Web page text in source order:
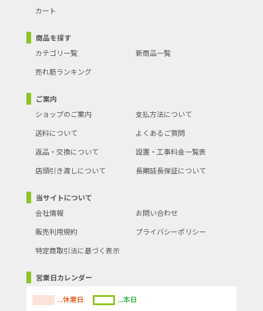
カート
商品を探す
カテゴリ一覧
新商品一覧
売れ筋ランキング
ご案内
ショップのご案内
支払方法について
送料について
よくあるご質問
返品・交換について
設置・工事料金一覧表
店頭引き渡しについて
長期延長保証について
当サイトについて
会社情報
お問い合わせ
販売利用規約
プライバシーポリシー
特定商取引法に基づく表示
営業日カレンダー
...休業日 ...本日